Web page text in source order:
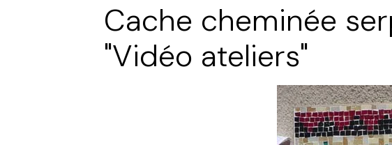
Cache cheminée
"Vidéo ateliers"